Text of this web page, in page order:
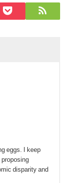
eggs. I keep
proposing
disparity and